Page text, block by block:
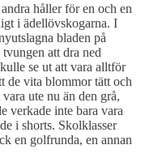
håller för en och en
i ädellövskogarna. I
bladen på
att dra ned
se ut att vara alltför
de vita blommor tätt och
ute nu än den grå,
verkade inte bara vara
i shorts. Skolklasser
en golfrunda, en annan